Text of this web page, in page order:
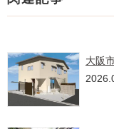
大阪